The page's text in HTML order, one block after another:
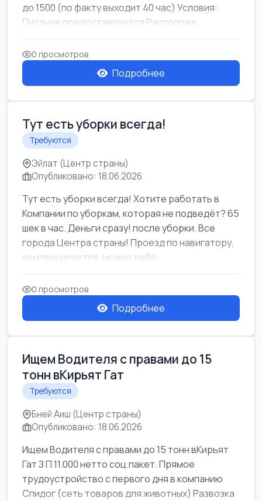
до 1500 (по факту выходит 40 час) Условия:
Питание предоставляется Расположе...
0 просмотров
Подробнее
Тут есть уборки всегда!
Требуются
Эйлат (Центр страны)
Опубликовано: 18.06.2026
Тут есть уборки всегда! Хотите работать в
Компании по уборкам, которая не подведёт? 65
шек в час. Деньги сразу! после уборки. Все
города Центра страны! Проезд по навигатору,
компенсируется. можно рабо...
0 просмотров
Подробнее
Ищем Водителя с правами до 15
тонн вКирьят Гат
Требуются
Бней Аиш (Центр страны)
Опубликовано: 18.06.2026
Ищем Водителя с правами до 15 тонн вКирьят
Гат З П 11.000 нетто соц.пакет. Прямое
трудоустройство с первого дня в компанию
Спидог (сеть товаров для животных) Развозка